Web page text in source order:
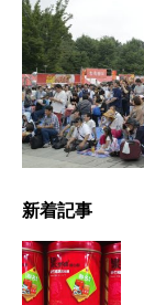
新着記事